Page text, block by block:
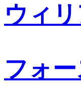
ウィ
フォ